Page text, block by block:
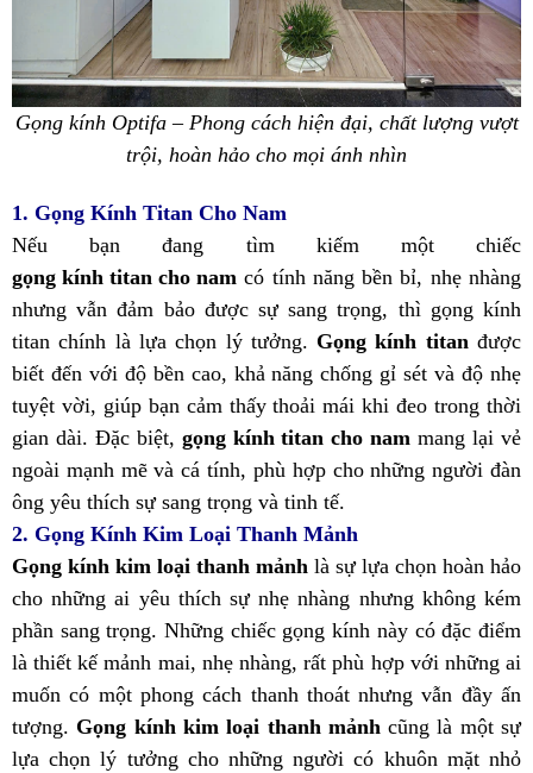
Gọng kính Optifa – Phong cách hiện đại, chất lượng vượt
trội, hoàn hảo cho mọi ánh nhìn
1. Gọng Kính Titan Cho Nam
Nếu bạn đang tìm kiếm một chiếc
gọng kính titan cho nam có tính năng bền bỉ, nhẹ nhàng
nhưng vẫn đảm bảo được sự sang trọng, thì gọng kính
titan chính là lựa chọn lý tưởng. Gọng kính titanđược
biết đến với độ bền cao, khả năng chống gỉ sét và độ nhẹ
tuyệt vời, giúp bạn cảm thấy thoải mái khi đeo trong thời
gian dài. Đặc biệt, gọng kính titan cho nam mang lại vẻ
ngoài mạnh mẽ và cá tính, phù hợp cho những người đàn
ông yêu thích sự sang trọng và tinh tế.
2. Gọng Kính Kim Loại Thanh Mảnh
Gọng kính kim loại thanh mảnh là sự lựa chọn hoàn hảo
cho những ai yêu thích sự nhẹ nhàng nhưng không kém
phần sang trọng. Những chiếc gọng kính này có đặc điểm
là thiết kế mảnh mai, nhẹ nhàng, rất phù hợp với những ai
muốn có một phong cách thanh thoát nhưng vẫn đầy ấn
tượng. Gọng kính kim loại thanh mảnhcũng là một sự
lựa chọn lý tưởng cho những người có khuôn mặt nhỏ